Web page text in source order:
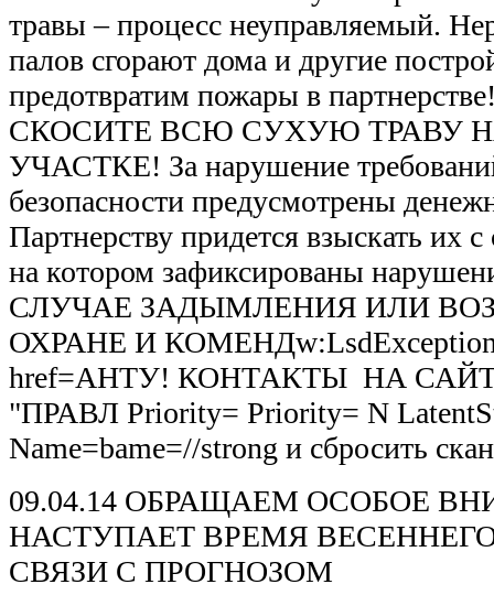
травы – процесс неуправляемый.
палов сгорают дома и другие
предотвратим пожары в
СКОСИТЕ ВСЮ СУХУЮ ТРАВУ
УЧАСТКЕ! За нарушение
безопасности предусмотрены
Партнерству придется взыскать их с
на котором зафиксированы
СЛУЧАЕ ЗАДЫМЛЕНИЯ ИЛИ
ОХРАНЕ И КОМЕНДw:LsdException
href=АНТУ! КОНТАКТЫ НА
"ПРАВЛ Priority= Priority= N
Name=bame=//strong и сбросить
09.04.14 ОБРАЩАЕМ ОСОБОЕ
НАСТУПАЕТ ВРЕМЯ
СВЯЗИ С ПРОГНОЗОМ